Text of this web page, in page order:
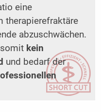
eine
therapierefraktäre
abzuschwächen.
kein
und bedarf der